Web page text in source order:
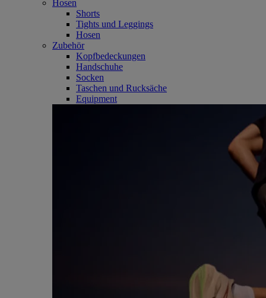
Hosen
Shorts
Tights und Leggings
Hosen
Zubehör
Kopfbedeckungen
Handschuhe
Socken
Taschen und Rucksäche
Equipment